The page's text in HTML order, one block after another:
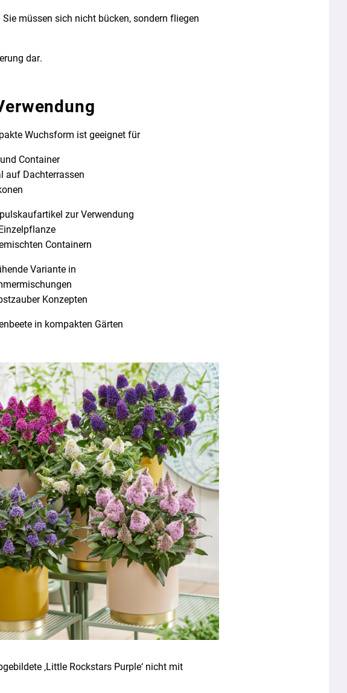
müssen sich nicht bücken, sondern fliegen
dar.
Wuchsform ist geeignet für
Container
auf Dachterrassen
zur Verwendung
Containern
Variante in
Konzepten
in kompakten Gärten
‚Little Rockstars Purple‘ nicht mit